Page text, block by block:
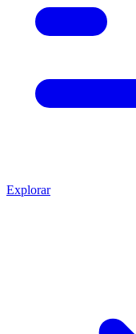
Explorar